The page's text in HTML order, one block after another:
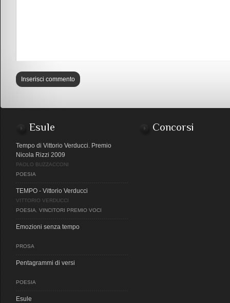
Esule
Tempo di Vittorio Verducci. Premio
Nicola Rizzi 2009
PAOLO BUZZACCONI
POESIA
TEMPO - Vittorio Verducci
VITTORIO VERDUCCI
POESIA
VINCITORI PREMIO VOCI
Emozioni senza tempo
PROSA
Pentagrammi di versi
POESIA
Esule
Concorsi